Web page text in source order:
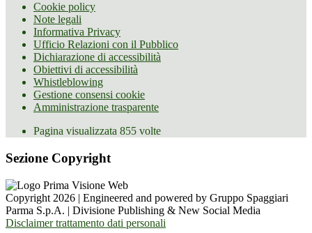
Cookie policy
Note legali
Informativa Privacy
Ufficio Relazioni con il Pubblico
Dichiarazione di accessibilità
Obiettivi di accessibilità
Whistleblowing
Gestione consensi cookie
Amministrazione trasparente
Pagina visualizzata 855 volte
Sezione Copyright
Copyright 2026 | Engineered and powered by Gruppo Spaggiari
Parma S.p.A. | Divisione Publishing & New Social Media
Disclaimer trattamento dati personali